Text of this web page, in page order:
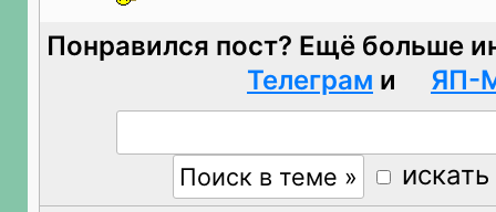
Понравился пост? Ещё больше
Телеграм и ЯП-